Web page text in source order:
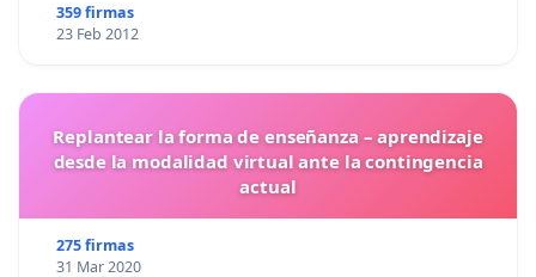
359 firmas
23 Feb 2012
Replantear la forma de enseñanza – aprendizaje
desde la modalidad virtual ante la contingencia
actual
275 firmas
31 Mar 2020